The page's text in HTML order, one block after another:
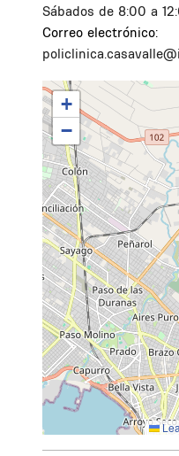
Sábados de 8:00 a
Correo electrónico:
+
−